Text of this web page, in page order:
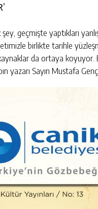
geçmişte yaptıkları
birlikte tarihle
da ortaya
yazarı Sayın Mustafa